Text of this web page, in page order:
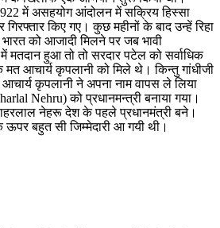
में असहयोग आंदोलन में सक्रिय हिस्सा
गिरफ्तार किए गए। कुछ महीनों के बाद उन्हें रिहा
को आजादी मिलने पर जब भावी
मतदान हुआ तो तो सरदार पटेल को सर्वाधिक
आचार्य कृपलानी को मिले थे। किन्तु गांधीजी
कृपलानी ने अपना नाम वापस ले लिया
Nehru) को प्रधानमन्त्री बनाया गया।
नेहरू देश के पहले प्रधानमंत्री बने।
बहुत सी जिम्मेदारी आ गयी थी।